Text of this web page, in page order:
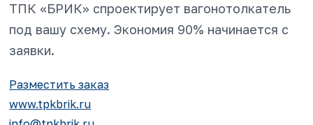
ТПК «БРИК» спроектирует вагонотолкатель
под вашу схему. Экономия 90% начинается с
заявки.
Разместить заказ
www.tpkbrik.ru